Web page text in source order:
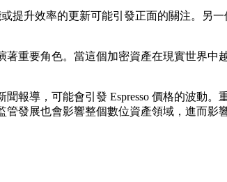
提升效率的更新可能引發正面的關注。另
重要角色。當這個加密資產在現實世界中
報導，可能會引發 Espresso 價格的波動。
發展也會影響整個數位資產領域，進而影